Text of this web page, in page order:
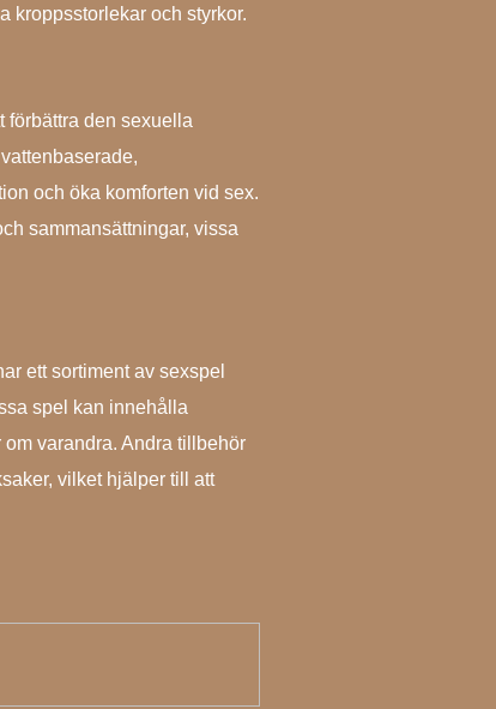
kroppsstorlekar och styrkor.
förbättra den sexuella
och öka komforten vid sex.
sammansättningar, vissa
ett sortiment av sexspel
spel kan innehålla
varandra. Andra tillbehör
vilket hjälper till att